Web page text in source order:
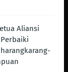
Aliansi